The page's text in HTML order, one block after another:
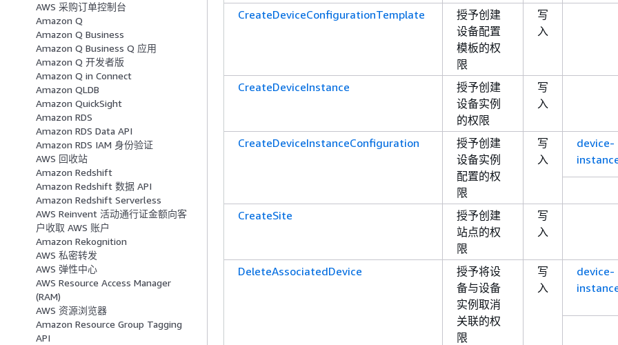
AWS 采购订单控制台
Amazon Q
Amazon Q Business
Amazon Q Business Q 应用
Amazon Q 开发者版
Amazon Q in Connect
Amazon QLDB
Amazon QuickSight
Amazon RDS
Amazon RDS Data API
Amazon RDS IAM 身份验证
AWS 回收站
Amazon Redshift
Amazon Redshift 数据 API
Amazon Redshift Serverless
AWS Reinvent 活动通行证金额向客
户收取 AWS 账户
Amazon Rekognition
AWS 私密转发
AWS 弹性中心
AWS Resource Access Manager
(RAM)
AWS 资源浏览器
Amazon Resource Group Tagging
API
CreateDeviceConfigurationTemplate
授予创建
设备配置
模板的权
限
写
入
CreateDeviceInstance
授予创建
设备实例
的权限
写
入
CreateDeviceInstanceConfiguration
授予创建
设备实例
配置的权
限
写
入
device-
CreateSite
授予创建
站点的权
限
写
入
DeleteAssociatedDevice
授予将设
备与设备
实例取消
关联的权
限
写
入
device-